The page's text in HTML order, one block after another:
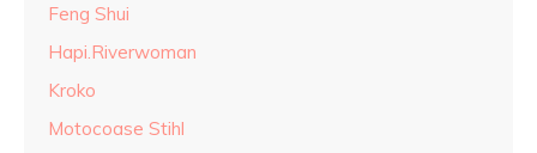
Feng Shui
Hapi.Riverwoman
Kroko
Motocoase Stihl